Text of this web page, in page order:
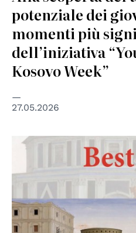
potenziale dei
momenti più
dell’iniziativa
Kosovo Week”
27.05.2026